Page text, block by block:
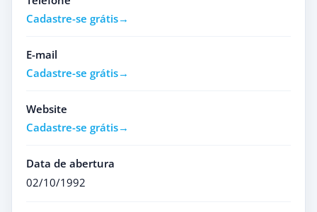
Cadastre-se grátis
E-mail
Cadastre-se grátis
Website
Cadastre-se grátis
Data de abertura
02/10/1992